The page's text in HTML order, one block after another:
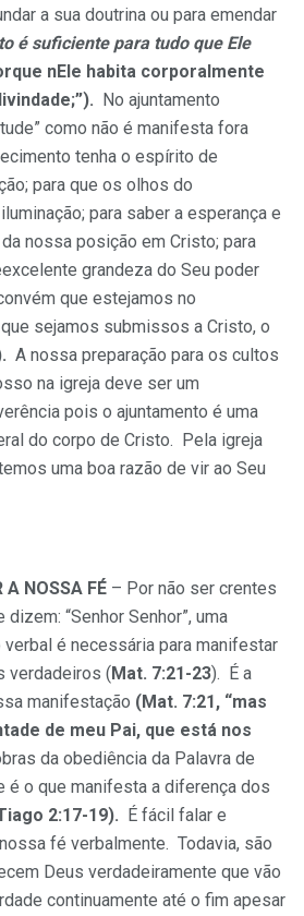
a sua doutrina ou para emendar
é suficiente para tudo que Ele
nEle habita corporalmente
No ajuntamento
como não é manifesta fora
tenha o espírito de
para que os olhos do
para saber a esperança e
nossa posição em Cristo; para
grandeza do Seu poder
que estejamos no
sejamos submissos a Cristo, o
A nossa preparação para os cultos
na igreja deve ser um
pois o ajuntamento é uma
do corpo de Cristo. Pela igreja
uma boa razão de vir ao Seu
A NOSSA FÉ – Por não ser crentes
“Senhor Senhor”, uma
é necessária para manifestar
verdadeiros (Mat. 7:21-23). É a
manifestação (Mat. 7:21, “mas
de meu Pai, que está nos
da obediência da Palavra de
é o que manifesta a diferença dos
2:17-19). É fácil falar e
fé verbalmente. Todavia, são
Deus verdadeiramente que vão
continuamente até o fim apesar